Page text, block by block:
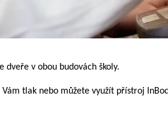
v obou budovách školy.
tlak nebo můžete využít přístroj